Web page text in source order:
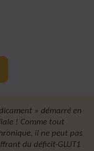
» démarré en
! Comme tout
il ne peut pas
du déficit-GLUT1